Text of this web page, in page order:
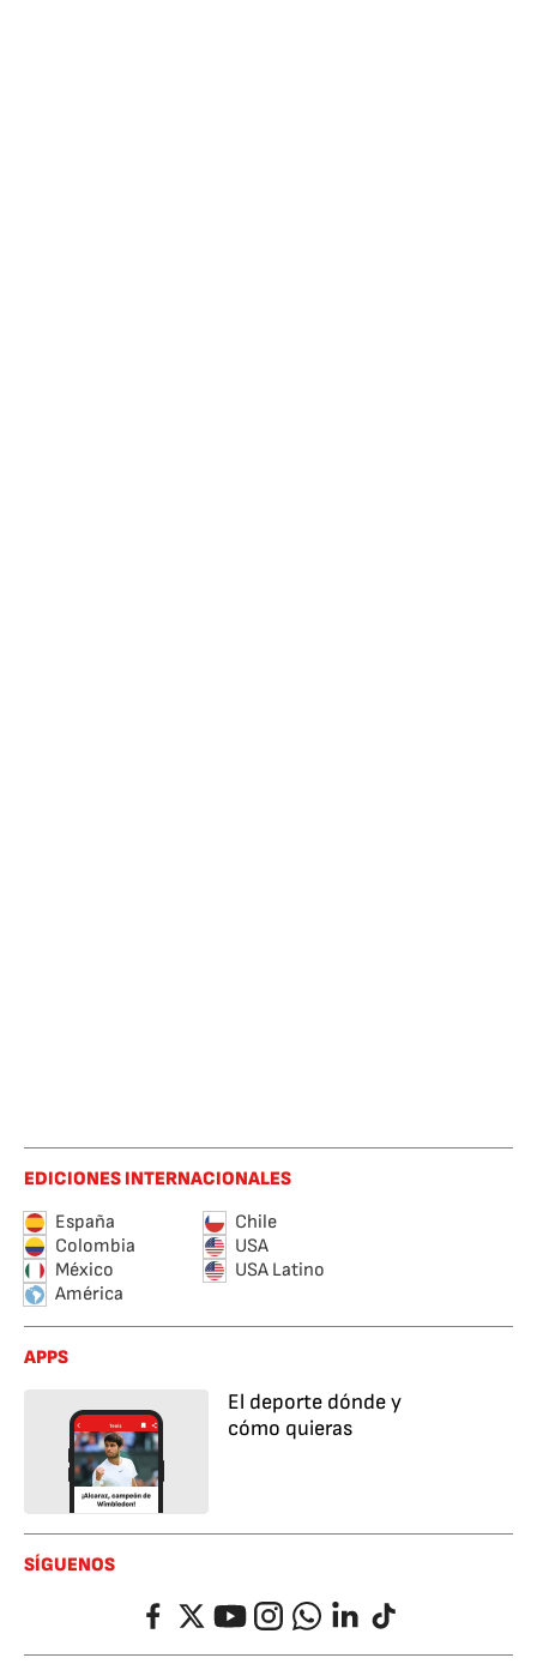
EDICIONES INTERNACIONALES
España
Chile
Colombia
USA
México
USA Latino
América
APPS
El deporte dónde y
cómo quieras
SÍGUENOS
FacebookTwitterYouTubeInstagramWhatsappLinkedIn
TikTok